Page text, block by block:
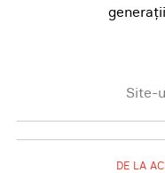
Site-
DE LA